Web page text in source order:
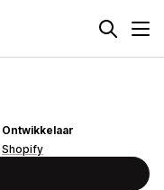
Ontwikkelaar
Shopify